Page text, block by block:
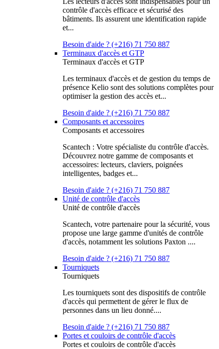
contrôle d'accès efficace et sécurisé des
bâtiments. Ils assurent une identification rapide
et...
Besoin d'aide ? (+216) 71 750 887
Terminaux d'accès et GTP
Terminaux d'accès et GTP
Les terminaux d'accès et de gestion du temps de
présence Kelio sont des solutions complètes pour
optimiser la gestion des accès et...
Besoin d'aide ? (+216) 71 750 887
Composants et accessoires
Composants et accessoires
Scantech : Votre spécialiste du contrôle d'accès.
Découvrez notre gamme de composants et
accessoires: lecteurs, claviers, poignées
intelligentes, badges et...
Besoin d'aide ? (+216) 71 750 887
Unité de contrôle d'accès
Unité de contrôle d'accès
Scantech, votre partenaire pour la sécurité, vous
propose une large gamme d'unités de contrôle
d'accès, notamment les solutions Paxton ....
Besoin d'aide ? (+216) 71 750 887
Tourniquets
Tourniquets
Les tourniquets sont des dispositifs de contrôle
d'accès qui permettent de gérer le flux de
personnes dans un lieu donné....
Besoin d'aide ? (+216) 71 750 887
Portes et couloirs de contrôle d'accès
Portes et couloirs de contrôle d'accès